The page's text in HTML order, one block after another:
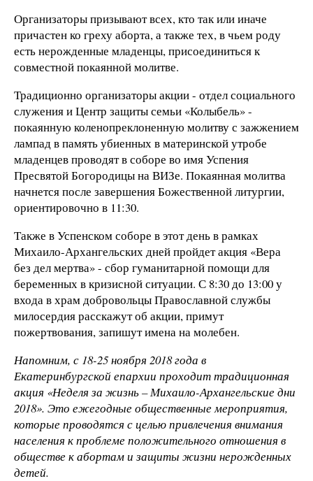
Организаторы призывают всех, кто так или иначе
причастен ко греху аборта, а также тех, в чьем роду
есть нерожденные младенцы, присоединиться к
совместной покаянной молитве.
Традиционно организаторы акции - отдел социального
служения и Центр защиты семьи «Колыбель» -
покаянную коленопреклоненную молитву с зажжением
лампад в память убиенных в материнской утробе
младенцев проводят в соборе во имя Успения
Пресвятой Богородицы на ВИЗе. Покаянная молитва
начнется после завершения Божественной литургии,
ориентировочно в 11:30.
Также в Успенском соборе в этот день в рамках
Михаило-Архангельских дней пройдет акция «Вера
без дел мертва» - сбор гуманитарной помощи для
беременных в кризисной ситуации. С 8:30 до 13:00 у
входа в храм добровольцы Православной службы
милосердия расскажут об акции, примут
пожертвования, запишут имена на молебен.
Напомним, с 18-25 ноября 2018 года в
Екатеринбургской епархии проходит традиционная
акция «Неделя за жизнь – Михаило-Архангельские дни
2018». Это ежегодные общественные мероприятия,
которые проводятся с целью привлечения внимания
населения к проблеме положительного отношения в
обществе к абортам и защиты жизни нерожденных
детей.